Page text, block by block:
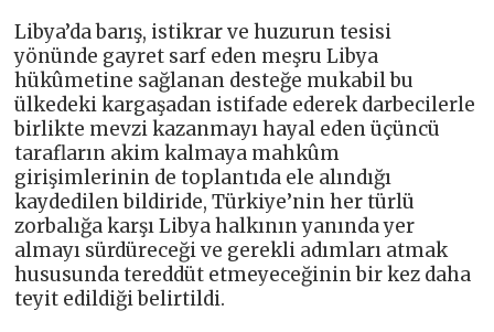
Libya’da barış, istikrar ve huzurun tesisi
yönünde gayret sarf eden meşru Libya
hükûmetine sağlanan desteğe mukabil bu
ülkedeki kargaşadan istifade ederek darbecilerle
birlikte mevzi kazanmayı hayal eden üçüncü
tarafların akim kalmaya mahkûm
girişimlerinin de toplantıda ele alındığı
kaydedilen bildiride, Türkiye’nin her türlü
zorbalığa karşı Libya halkının yanında yer
almayı sürdüreceği ve gerekli adımları atmak
hususunda tereddüt etmeyeceğinin bir kez daha
teyit edildiği belirtildi.